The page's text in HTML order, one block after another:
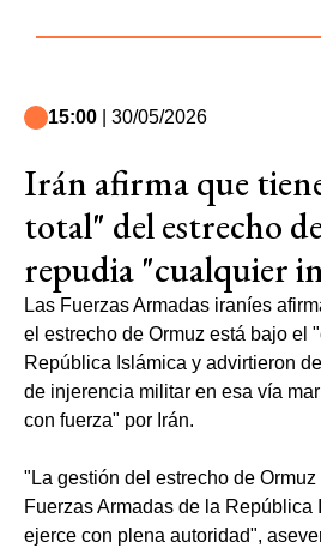
15:00 | 30/05/2026
Irán afirma que
total" del estrecho
repudia "cualquier
Las Fuerzas Armadas iraníes
el estrecho de Ormuz está bajo el
República Islámica y advirtieron
de injerencia militar en esa vía
con fuerza" por Irán.
"La gestión del estrecho de
Fuerzas Armadas de la República
ejerce con plena autoridad",